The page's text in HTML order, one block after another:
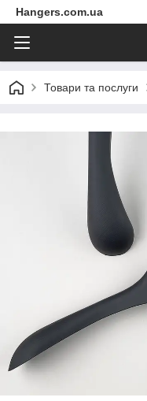
Hangers.com.ua
Товари та послуги